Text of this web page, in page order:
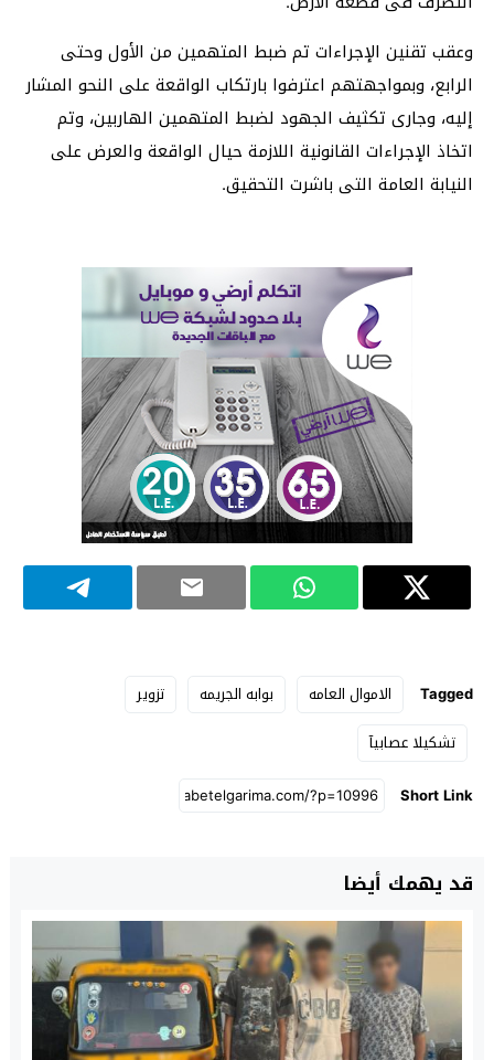
وعقب تقنين الإجراءات تم ضبط المتهمين من الأول وحتى
الرابع، وبمواجهتهم اعترفوا بارتكاب الواقعة على النحو المشار
إليه، وجارى تكثيف الجهود لضبط المتهمين الهاربين، وتم
اتخاذ الإجراءات القانونية اللازمة حيال الواقعة والعرض على
النيابة العامة التى باشرت التحقيق.
Tagged الاموال العامه بوابه الجريمه
تزوير
تشكيلا عصابيآ
Short Link
قد يهمك أيضا